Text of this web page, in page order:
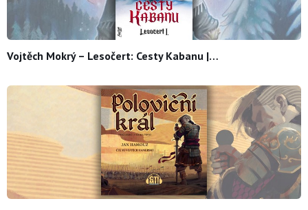
Vojtěch Mokrý – Lesočert: Cesty Kabanu |…